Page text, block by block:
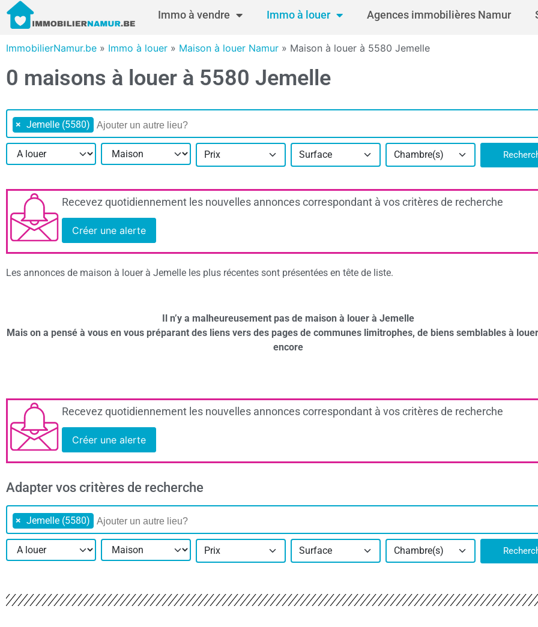
Immo à vendre Immo à louer Agences immobilières Namur
ImmobilierNamur.be » Immo à louer » Maison à louer Namur » Maison à louer à 5580 Jemelle
0 maisons à louer à 5580 Jemelle
× Jemelle (5580)
Prix Surface Chambre(s)
Recevez quotidiennement les nouvelles annonces correspondant à vos critères de recherche
Créer une alerte
Les annonces de maison à louer à Jemelle les plus récentes sont présentées en tête de liste.
Il n’y a malheureusement pas de maison à louer à Jemelle
Mais on a pensé à vous en vous préparant des liens vers des pages de communes limitrophes, de biens semblables à
encore
Recevez quotidiennement les nouvelles annonces correspondant à vos critères de recherche
Créer une alerte
Adapter vos critères de recherche
× Jemelle (5580)
Prix Surface Chambre(s)